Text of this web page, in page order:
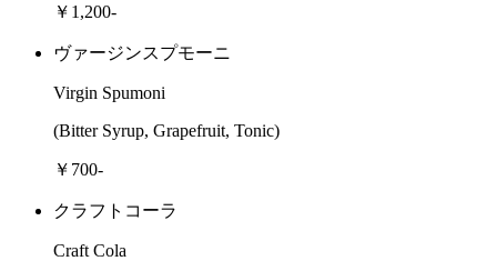
￥1,200-
ヴァージンスプモーニ
Virgin Spumoni
(Bitter Syrup, Grapefruit, Tonic)
￥700-
クラフトコーラ
Craft Cola